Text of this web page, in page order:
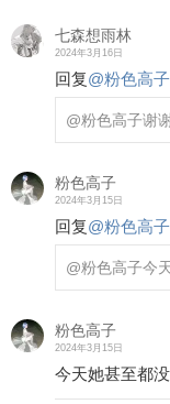
七森想雨林
2024年3月16日
回复@粉色高子
@粉色高子谢
粉色高子
2024年3月15日
回复@粉色高子
@粉色高子今
粉色高子
2024年3月15日
今天她甚至都